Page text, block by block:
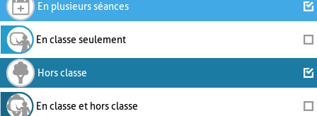
En plusieurs séances
En classe seulement
Hors classe
En classe et hors classe